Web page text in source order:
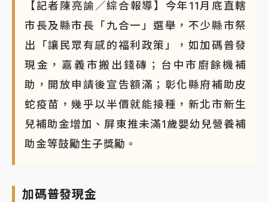
【記者陳亮諭／綜合報導】今年11月底直轄
市長及縣市長「九合一」選舉，不少縣市祭
出「讓民眾有感的福利政策」，如加碼普發
現金，嘉義市搬出錢磚；台中市廚餘機補
助，開放申請後宣告額滿；彰化縣府補助皮
蛇疫苗，幾乎以半價就能接種，新北市新生
兒補助金增加、屏東推未滿1歲嬰幼兒營養補
助金等鼓勵生子獎勵。
加碼普發現金